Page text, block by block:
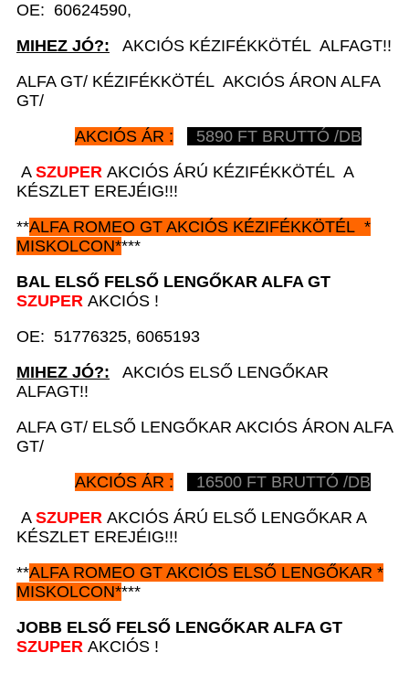
OE: 60624590,
MIHEZ JÓ?: AKCIÓS KÉZIFÉKKÖTÉL ALFAGT!!
ALFA GT/ KÉZIFÉKKÖTÉL AKCIÓS ÁRON ALFA
GT/
AKCIÓS ÁR :
5890 FT BRUTTÓ /DB
A SZUPER AKCIÓS ÁRÚ KÉZIFÉKKÖTÉL A
KÉSZLET EREJÉIG!!!
**ALFA ROMEO GT AKCIÓS KÉZIFÉKKÖTÉL *
MISKOLCON****
BAL ELSŐ FELSŐ LENGŐKAR ALFA GT
SZUPER AKCIÓS !
OE: 51776325, 6065193
MIHEZ JÓ?: AKCIÓS ELSŐ LENGŐKAR
ALFAGT!!
ALFA GT/ ELSŐ LENGŐKAR AKCIÓS ÁRON ALFA
GT/
AKCIÓS ÁR :
16500 FT BRUTTÓ /DB
A SZUPER AKCIÓS ÁRÚ ELSŐ LENGŐKAR A
KÉSZLET EREJÉIG!!!
**ALFA ROMEO GT AKCIÓS ELSŐ LENGŐKAR *
MISKOLCON****
JOBB ELSŐ FELSŐ LENGŐKAR ALFA GT
SZUPER AKCIÓS !